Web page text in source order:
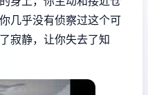
几乎没有侦察过这个可
寂静，让你失去了知